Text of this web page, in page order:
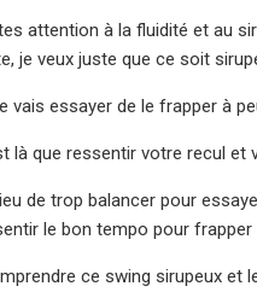
attention à la fluidité et au
je veux juste que ce soit
vais essayer de le frapper à
là que ressentir votre recul et
de trop balancer pour
le bon tempo pour frapper
ce swing sirupeux et